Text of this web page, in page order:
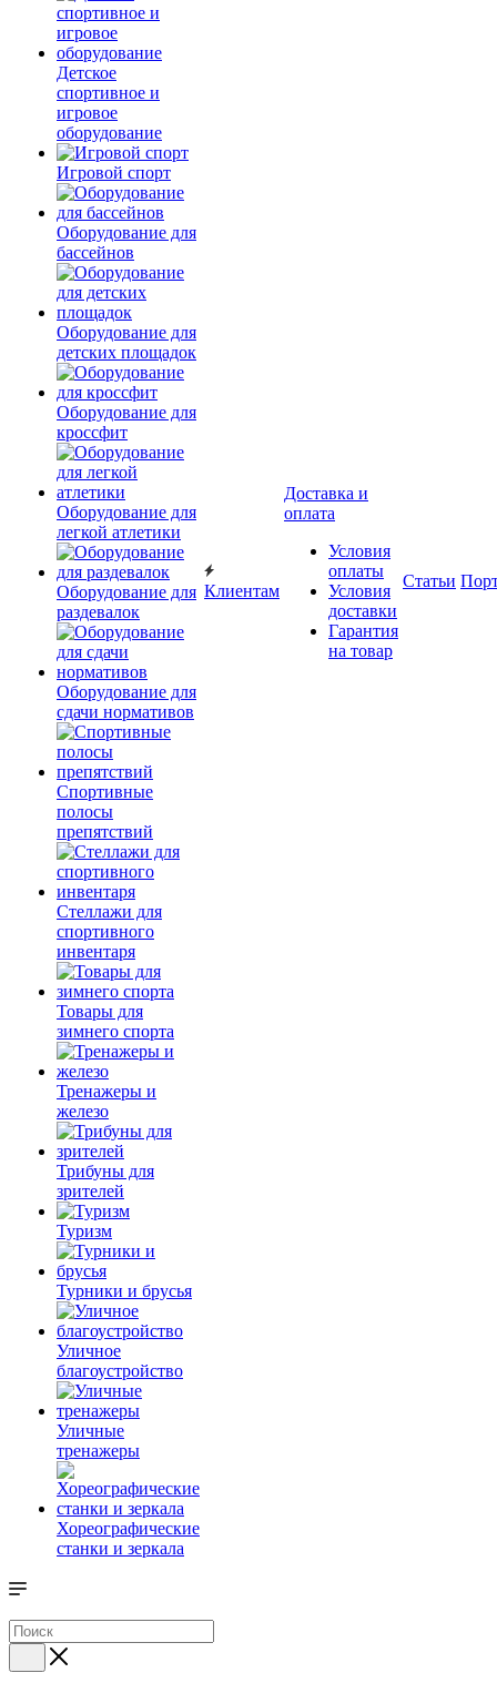
Детское
спортивное и
игровое
оборудование
Игровой спорт
Оборудование для
бассейнов
Оборудование для
детских площадок
Оборудование для
кроссфит
Оборудование для
легкой атлетики
Оборудование для
раздевалок
Оборудование для
сдачи нормативов
Спортивные
полосы
препятствий
Стеллажи для
спортивного
инвентаря
Товары для
зимнего спорта
Тренажеры и
железо
Трибуны для
зрителей
Туризм
Турники и брусья
Уличное
благоустройство
Уличные
тренажеры
Хореографические
станки и зеркала
Клиентам
Доставка и
оплата
Условия
оплаты
Условия
доставки
Гарантия
на товар
Статьи